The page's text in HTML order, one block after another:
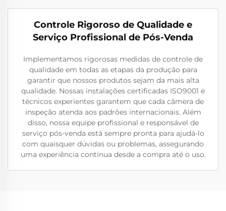
Controle Rigoroso de Qualidade e
Serviço Profissional de Pós-Venda
Implementamos rigorosas medidas de controle de
qualidade em todas as etapas da produção para
garantir que nossos produtos sejam da mais alta
qualidade. Nossas instalações certificadas ISO9001 e
técnicos experientes garantem que cada câmera de
inspeção atenda aos padrões internacionais. Além
disso, nossa equipe profissional e responsável de
serviço pós-venda está sempre pronta para ajudá-lo
com quaisquer dúvidas ou problemas, assegurando
uma experiência contínua desde a compra até o uso.